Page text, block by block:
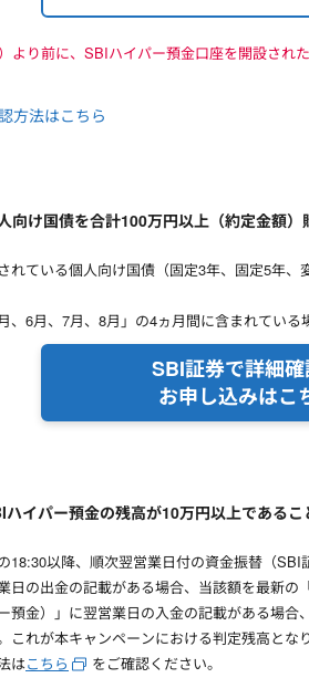
より前に、SBIハイパー預金口座を開設され
方法はこちら
け国債を合計100万円以上（約定金額）
れている個人向け国債（固定3年、固定5年
6月、7月、8月」の4ヵ月間に含まれている
SBI証券で詳細確
お申し込みはこ
イパー預金の残高が10万円以上であるこ
18:30以降、順次翌営業日付の資金振替（
日の出金の記載がある場合、当該額を最新
預金）」に翌営業日の入金の記載がある場
れが本キャンペーンにおける判定残高とな
はこちら をご確認ください。